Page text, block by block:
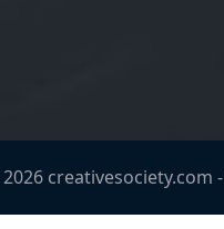
2026 creativesociety.com -